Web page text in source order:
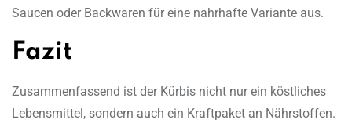
Saucen oder Backwaren für eine nahrhafte Variante aus.
Fazit
Zusammenfassend ist der Kürbis nicht nur ein köstliches
Lebensmittel, sondern auch ein Kraftpaket an Nährstoffen.